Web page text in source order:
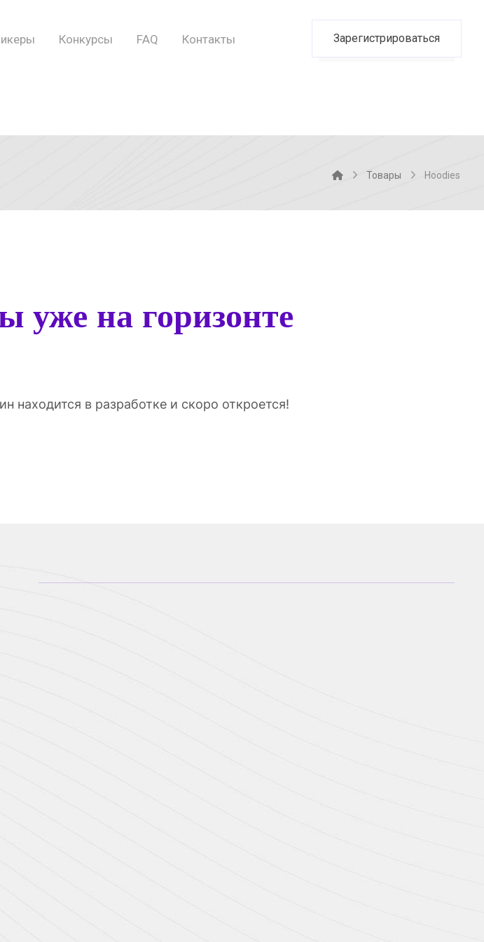
Конкурсы FAQ Контакты Зарегистрироваться
Товары Hoodies
уже на горизонте
находится в разработке и скоро откроется!